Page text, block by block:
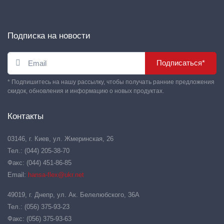
Подписка на новости
Подписаться*
* Подпишитесь на нашу рассылку, чтобы получать ранние предложения
скидок, обновления и информацию о новых продуктах.
Контакты
03146, г. Киев, ул. Жмеринская, 26
Тел.: (044) 205-38-70
Факс: (044) 451-86-85
Email: hansa-flex@ukr.net
49019, г. Днепр, ул. Ак. Белелюбского, 36А
Тел.: (056) 375-93-23
Факс: (056) 375-93-63